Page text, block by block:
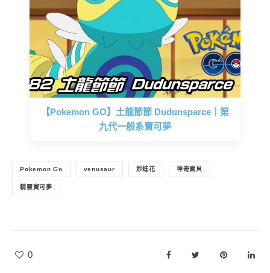
【Pokemon GO】土龍節節 Dudunsparce｜第
九代一般系寶可夢
Pokemon Go venusaur 妙蛙花 神奇寶貝
精靈寶可夢
0